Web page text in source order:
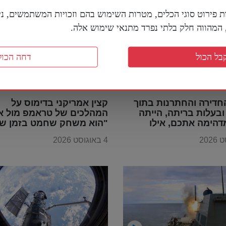
קצין אמריקני בדימוס על
המהלכים של טראמפ מול
"הוא משחק שחמט בזמן
4 באוגוסט 2026
והחתרנות בתוך
בריתה, הייתה
אתכם, אילו
פירוט סוגי הכלים, מטרות השימוש בהם וזכויות המשתמשים,
חלק בלתי נפרד מתנאי שימוש אלה.
דחה הכול